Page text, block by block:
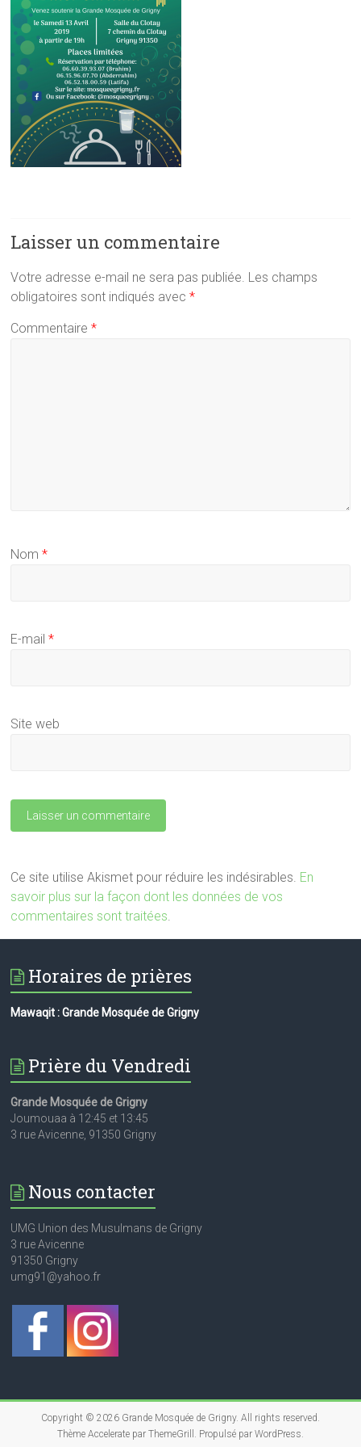
Laisser un commentaire
Votre adresse e-mail ne sera pas publiée. Les champs
obligatoires sont indiqués avec*
Commentaire*
Nom*
E-mail*
Site web
Ce site utilise Akismet pour réduire les indésirables. En
savoir plus sur la façon dont les données de vos
commentaires sont traitées.
Horaires de prières
Mawaqit : Grande Mosquée de Grigny
Prière du Vendredi
Grande Mosquée de Grigny
Joumouaa à 12:45 et 13:45
3 rue Avicenne, 91350 Grigny
Nous contacter
UMG Union des Musulmans de Grigny
3 rue Avicenne
91350 Grigny
umg91@yahoo.fr
Copyright © 2026 Grande Mosquée de Grigny. All rights reserved.
Thème Acceleratepar ThemeGrill. Propulsé par WordPress.